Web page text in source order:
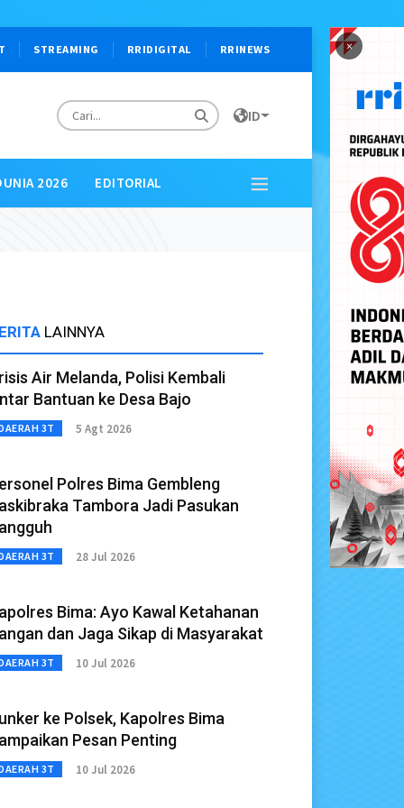
×
STREAMING RRIDIGITAL RRINEWS
ID
2026 EDITORIAL
LAINNYA
Air Melanda, Polisi Kembali
Bantuan ke Desa Bajo
3T 5 Agt 2026
Polres Bima Gembleng
Tambora Jadi Pasukan
3T 28 Jul 2026
Bima: Ayo Kawal Ketahanan
dan Jaga Sikap di Masyarakat
3T 10 Jul 2026
ke Polsek, Kapolres Bima
Pesan Penting
3T 10 Jul 2026